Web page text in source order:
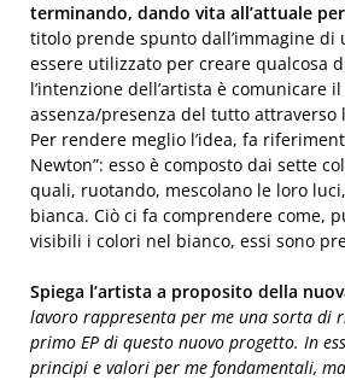
terminando, dando vita all’attuale
titolo prende spunto dall’immagine di
essere utilizzato per creare qualcosa
l’intenzione dell’artista è comunicare
assenza/presenza del tutto attraverso
Per rendere meglio l’idea, fa
Newton”: esso è composto dai sette
quali, ruotando, mescolano le loro
bianca. Ciò ci fa comprendere come,
visibili i colori nel bianco, essi sono
Spiega l’artista a proposito della
lavoro rappresenta per me una sorta di
primo EP di questo nuovo progetto. In
principi e valori per me fondamentali,